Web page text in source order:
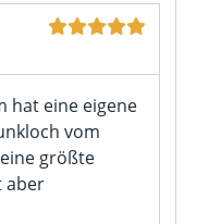
hat eine eigene
vom
größte
aber